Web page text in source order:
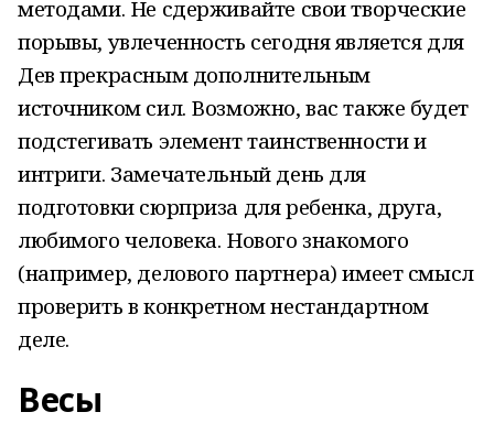
методами. Не сдерживайте свои творческие
порывы, увлеченность сегодня является для
Дев прекрасным дополнительным
источником сил. Возможно, вас также будет
подстегивать элемент таинственности и
интриги. Замечательный день для
подготовки сюрприза для ребенка, друга,
любимого человека. Нового знакомого
(например, делового партнера) имеет смысл
проверить в конкретном нестандартном
деле.
Весы